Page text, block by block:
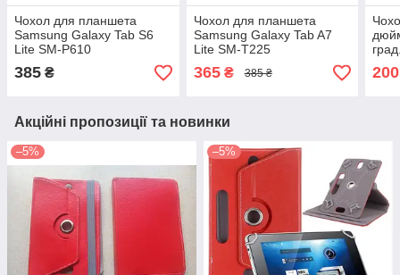
Чохол для планшета
Samsung Galaxy Tab S6
Lite SM-P610
385 ₴
Чохол для планшета
Samsung Galaxy Tab A7
Lite SM-T225
365₴ 385 ₴ 200
Акційні пропозиції та новинки
–5% –5%